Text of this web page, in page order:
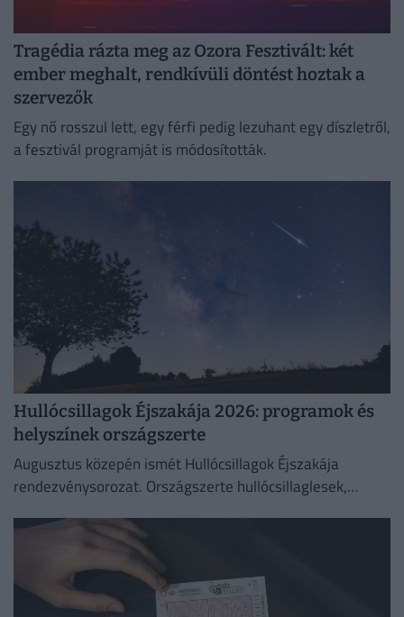
Tragédia rázta meg az Ozora Fesztivált: két
ember meghalt, rendkívüli döntést hoztak a
szervezők
Egy nő rosszul lett, egy férfi pedig lezuhant egy díszletről,
a fesztivál programját is módosították.
Hullócsillagok Éjszakája 2026: programok és
helyszínek országszerte
Augusztus közepén ismét Hullócsillagok Éjszakája
rendezvénysorozat. Országszerte hullócsillaglesek,
égbolt szerelmeseinek.